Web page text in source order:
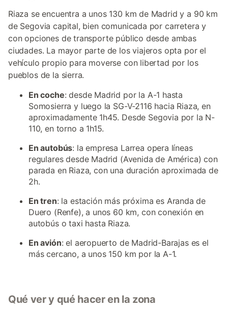
Riaza se encuentra a unos 130 km de Madrid y a 90 km
de Segovia capital, bien comunicada por carretera y
con opciones de transporte público desde ambas
ciudades. La mayor parte de los viajeros opta por el
vehículo propio para moverse con libertad por los
pueblos de la sierra.
En coche: desde Madrid por la A-1 hasta
Somosierra y luego la SG-V-2116 hacia Riaza, en
aproximadamente 1h45. Desde Segovia por la N-
110, en torno a 1h15.
En autobús: la empresa Larrea opera líneas
regulares desde Madrid (Avenida de América) con
parada en Riaza, con una duración aproximada de
2h.
En tren: la estación más próxima es Aranda de
Duero (Renfe), a unos 60 km, con conexión en
autobús o taxi hasta Riaza.
En avión: el aeropuerto de Madrid-Barajas es el
más cercano, a unos 150 km por la A-1.
Qué ver y qué hacer en la zona